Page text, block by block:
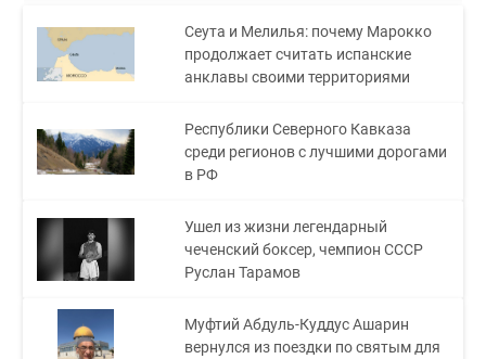
Сеута и Мелилья: почему Марокко
продолжает считать испанские
анклавы своими территориями
Республики Северного Кавказа
среди регионов с лучшими дорогами
в РФ
Ушел из жизни легендарный
чеченский боксер, чемпион СССР
Руслан Тарамов
Муфтий Абдуль-Куддус Ашарин
вернулся из поездки по святым для